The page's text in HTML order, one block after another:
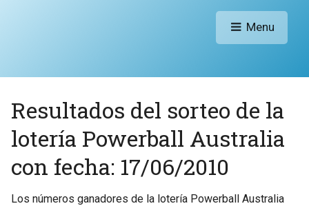
Menu
Resultados del sorteo de la
lotería Powerball Australia
con fecha: 17/06/2010
Los números ganadores de la lotería Powerball Australia